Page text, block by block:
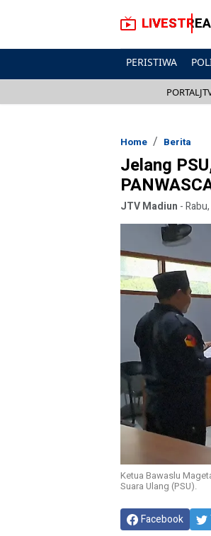
PERISTIWA
Home Berita
Jelang
JTV Madiun -
Ketua Bawaslu
Suara Ulang (PSU).
Facebook